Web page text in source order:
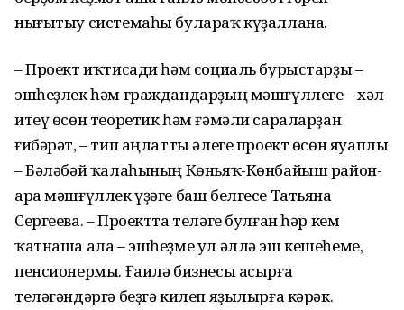
нығытыу системаһы булараҡ күҙаллана.
– Проект иҡтисади һәм социаль бурыстарҙы –
эшһеҙлек һәм граждандарҙың мәшғүллеге – хәл
итеү өсөн теоретик һәм ғәмәли сараларҙан
ғибәрәт, – тип аңлатты әлеге проект өсөн яуаплы
– Бәләбәй ҡалаһының Көньяҡ-Көнбайыш район-
ара мәшғүллек үҙәге баш белгесе Татьяна
Сергеева. – Проектта теләге булған һәр кем
ҡатнаша ала – эшһеҙме ул әллә эш кешеһеме,
пенсионермы. Ғаилә бизнесы асырға
теләгәндәргә беҙгә килеп яҙылырға кәрәк.